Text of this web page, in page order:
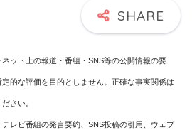
ット上の報道・番組・SNS等の公開情報の要
的な評価を目的としません。正確な事実関係は
さい。
レビ番組の発言要約、SNS投稿の引用、ウェブ